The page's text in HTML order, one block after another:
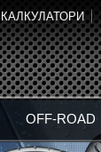
КАЛКУЛАТОРИ
OFF-ROAD